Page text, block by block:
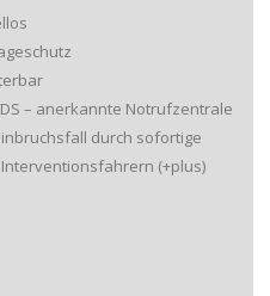
– anerkannte Notrufzentrale
durch sofortige
(+plus)